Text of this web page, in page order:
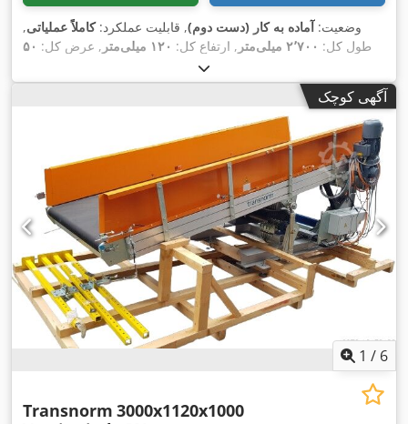
وضعیت:آماده به کار (دست دوم), قابلیت عملکرد:کاملاً عملیاتی,
طول کل: ۲٬۷۰۰ میلی‌متر , ارتفاع کل: ۱۲۰ میلی‌متر , عرض کل: ۵۰
میلی‌متر
آگهی کوچک
1 / 6
Transnorm 3000x1120x1000